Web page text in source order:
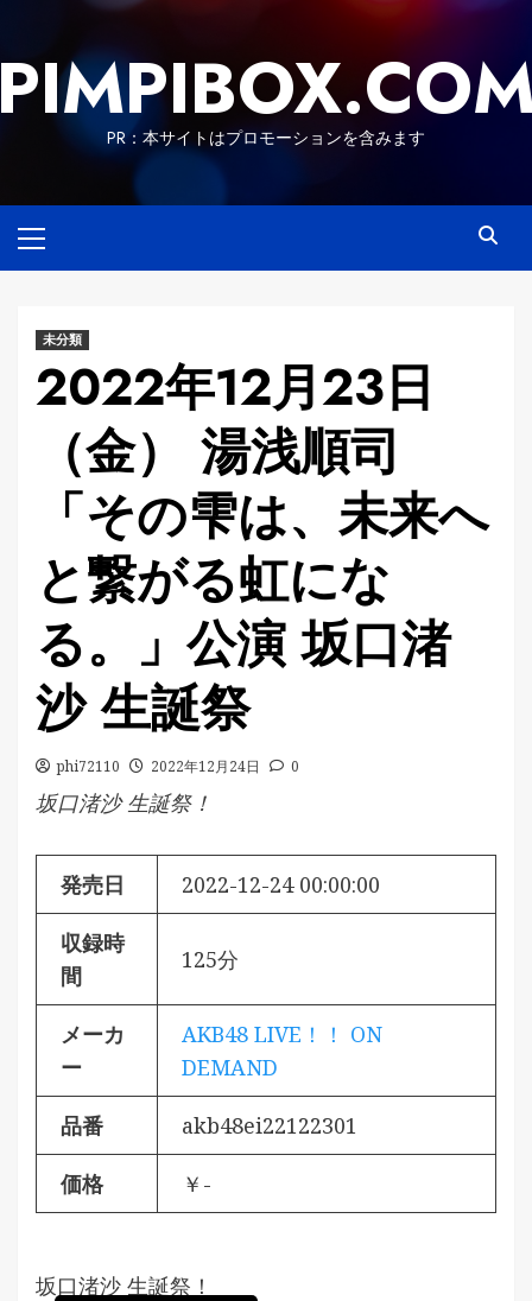
content
PR：本サイトはプロモーションを含みます
Menu
未分類
2022年12月23日
（金） 湯浅順司
「その雫は、未来へ
と繋がる虹にな
る。」公演 坂口渚
沙 生誕祭
phi72110 2022年12月24日 0
坂口渚沙 生誕祭！
発売日 2022-12-24 00:00:00
収録時
間
125分
メーカ
ー
AKB48 LIVE！！ ON
DEMAND
品番 akb48ei22122301
価格 ￥-
坂口渚沙 生誕祭！